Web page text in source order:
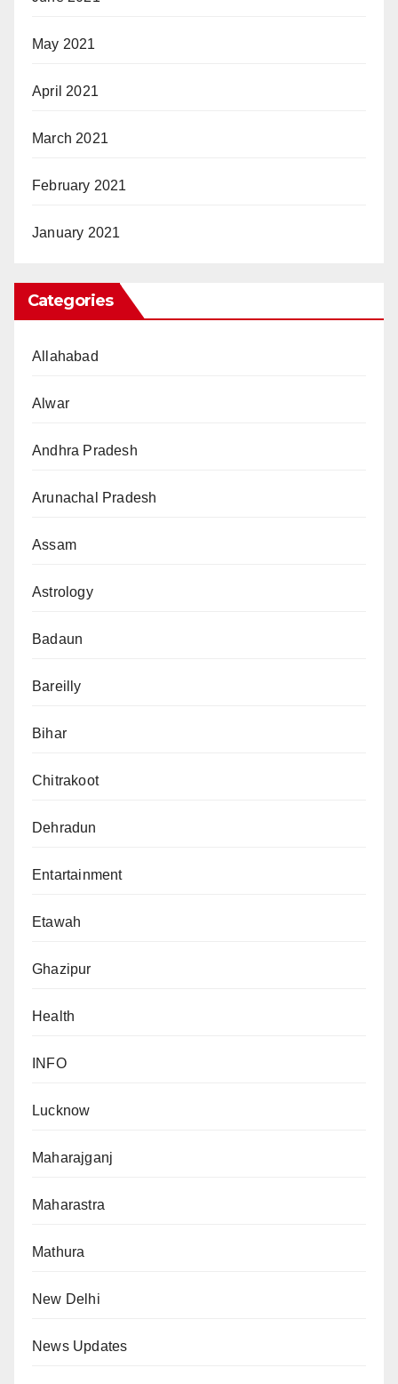
May 2021
April 2021
March 2021
February 2021
January 2021
Categories
Allahabad
Alwar
Andhra Pradesh
Arunachal Pradesh
Assam
Astrology
Badaun
Bareilly
Bihar
Chitrakoot
Dehradun
Entartainment
Etawah
Ghazipur
Health
INFO
Lucknow
Maharajganj
Maharastra
Mathura
New Delhi
News Updates